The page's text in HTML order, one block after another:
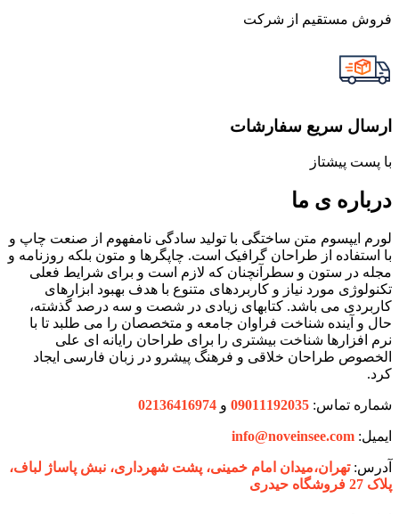
فروش مستقیم از شرکت
ارسال سریع سفارشات
با پست پیشتاز
درباره ی ما
لورم ایپسوم متن ساختگی با تولید سادگی نامفهوم از صنعت چاپ و
با استفاده از طراحان گرافیک است. چاپگرها و متون بلکه روزنامه و
مجله در ستون و سطرآنچنان که لازم است و برای شرایط فعلی
تکنولوژی مورد نیاز و کاربردهای متنوع با هدف بهبود ابزارهای
کاربردی می باشد. کتابهای زیادی در شصت و سه درصد گذشته،
حال و آینده شناخت فراوان جامعه و متخصصان را می طلبد تا با
نرم افزارها شناخت بیشتری را برای طراحان رایانه ای علی
الخصوص طراحان خلاقی و فرهنگ پیشرو در زبان فارسی ایجاد
کرد.
شماره تماس: 09011192035 و 02136416974
ایمیل: info@noveinsee.com
آدرس:تهران،‌میدان امام خمینی، پشت شهرداری، نبش پاساژ لباف،
پلاک 27 فروشگاه حیدری